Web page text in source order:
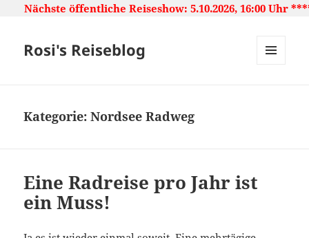
Reiseshow: 5.10.2026, 16:00 Uhr ***** Japan:
Rosi's Reiseblog
Kategorie:Nordsee Radweg
Eine Radreise pro Jahr ist
ein Muss!